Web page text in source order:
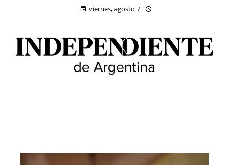
viernes, agosto 7